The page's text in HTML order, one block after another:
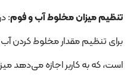
تنظیم میزان مخلوط آب و فوم:
است، که به کاربر اجازه می‌دهد